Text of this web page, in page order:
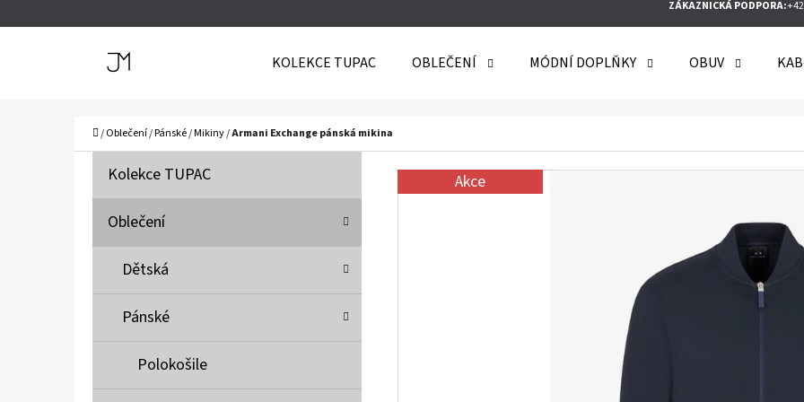
ZÁKAZNICKÁ PODPORA:
KOLEKCE TUPAC OBLEČENÍ MÓDNÍ DOPLŇKY OBUV
Domů
/Oblečení/Pánské/Mikiny/Armani Exchange pánská mikina
Přeskočit
K Kolekce TUPAC
Oblečení
Dětská
Pánské
Polokošile
Akce